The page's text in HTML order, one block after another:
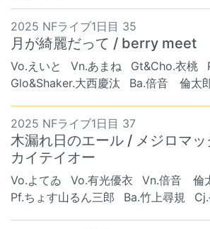
2025 NFライブ1日目 35
月が綺麗だって / berry meet
Vo.えいと Vn.あまね Gt&Cho.衣桃
Glo&Shaker.大西慶汰
Ba.倍音 倫太
2025 NFライブ1日目 37
木漏れ日のエール / メジロマ
カイテイオー
Vo.よてゐ Vo.有光優衣 Vn.倍音 倫
Pf.ちょす山るん三郎
Ba.竹上尋規